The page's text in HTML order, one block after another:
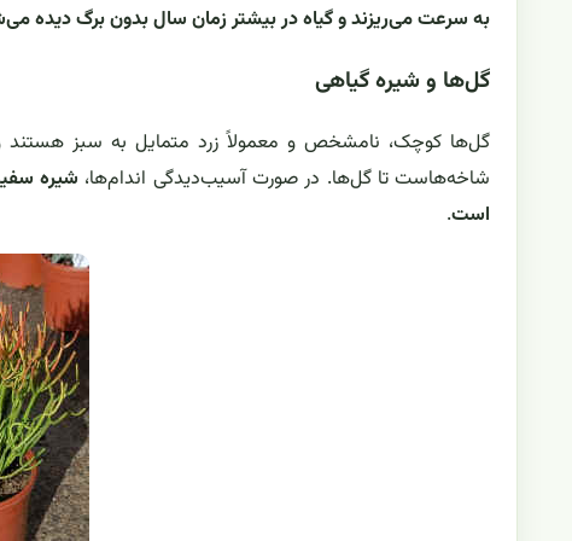
به سرعت می‌ریزند و گیاه در بیشتر زمان سال بدون برگ دیده
گل‌ها و شیره گیاهی
گل‌ها کوچک، نامشخص و معمولاً زرد متمایل به سبز هستند
شاخه‌هاست تا گل‌ها. در صورت آسیب‌دیدگی اندام‌ها، شیره
است.